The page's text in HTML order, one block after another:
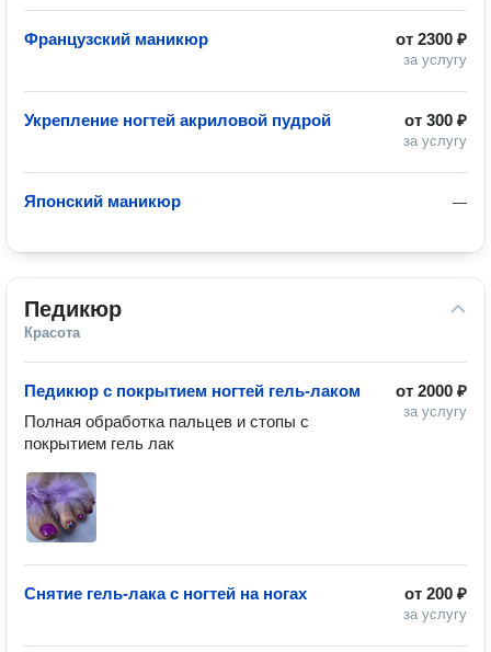
от 2300 ₽
за услугу
Французский маникюр
от 300 ₽
за услугу
Укрепление ногтей акриловой пудрой
—
Японский маникюр
Педикюр
Красота
от 2000 ₽
за услугу
Педикюр с покрытием ногтей гель-лаком
Полная обработка пальцев и стопы с
покрытием гель лак
от 200 ₽
за услугу
Снятие гель-лака с ногтей на ногах